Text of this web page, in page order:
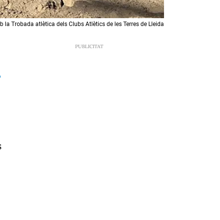
Trobada atlètica dels Clubs Atlètics de les Terres de Lleida